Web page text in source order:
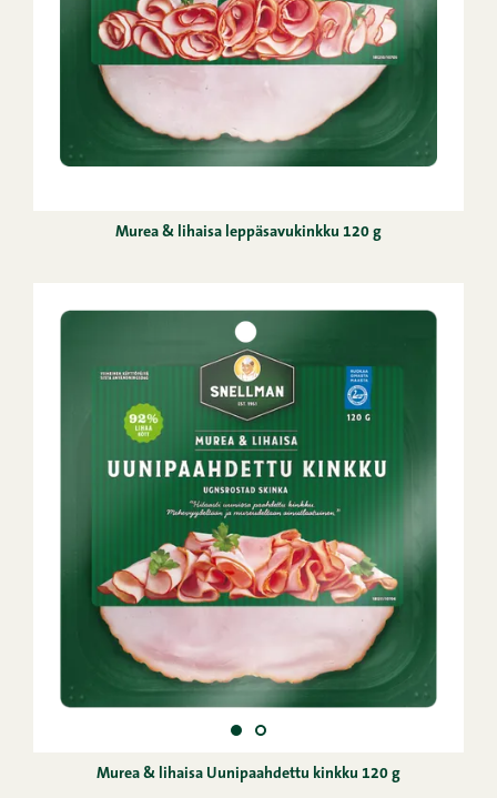
Murea & lihaisa leppäsavukinkku 120 g
Murea & lihaisa Uunipaahdettu kinkku 120 g